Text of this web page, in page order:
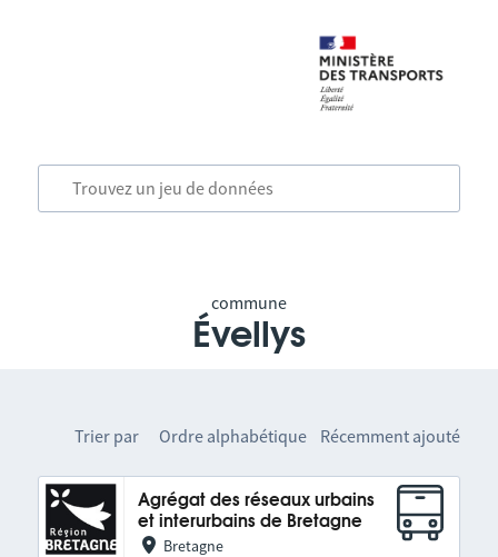
commune
Évellys
Trier par Ordre alphabétique Récemment ajouté
Agrégat des réseaux urbains
et interurbains de Bretagne
Bretagne